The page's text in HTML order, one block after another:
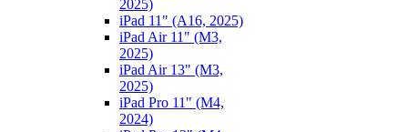
2025)
iPad 11" (A16, 2025)
iPad Air 11" (M3,
2025)
iPad Air 13" (M3,
2025)
iPad Pro 11" (M4,
2024)